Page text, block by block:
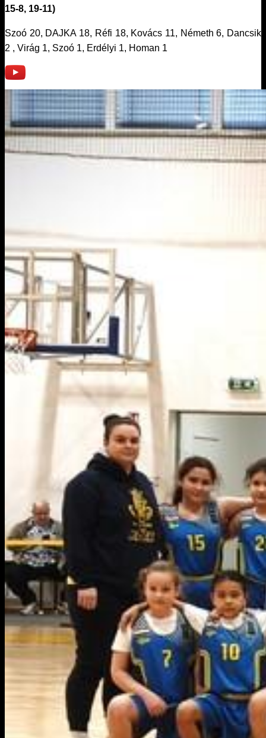
15-8, 19-11)
Szoó 20, DAJKA 18, Réfi 18, Kovács 11, Németh 6, Dancsik
2 , Virág 1, Szoó 1, Erdélyi 1, Homan 1